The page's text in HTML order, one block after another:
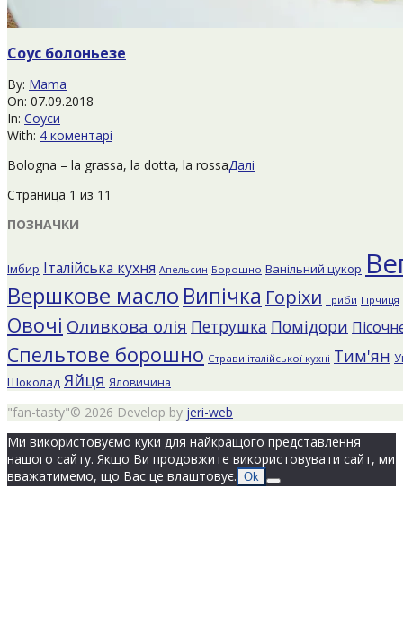
Соус болоньезе
2018-
09-
07
By: Mama
On: 07.09.2018
In: Соуси
With: 4 коментарі
Bologna – la grassa, la dotta, la rossaДалі
Страница 1 из 1 1
ПОЗНАЧКИ
Імбир Італійська кухня Апельсин Борошно Ванільний цукор
Вершкове масло Випічка Горіхи Гриби Гірчиця
Овочі Оливкова олія Петрушка Помідори
Спельтове борошно Страви італійської кухні Тим'ян
Шоколад Яйця Яловичина
"fan-tasty"© 2026 Develop by jeri-web
Ми використовуємо куки для найкращого представлення
нашого сайту. Якщо Ви продовжите використовувати сайт, ми
вважатимемо, що Вас це влаштовує. Ok